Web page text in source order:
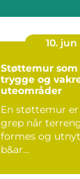
10. jun
Støttemur
trygge og
uteområder
En støttemur
grep når
formes og
b&ar...